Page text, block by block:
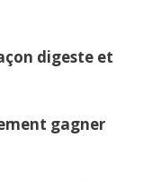
digeste et
gagner